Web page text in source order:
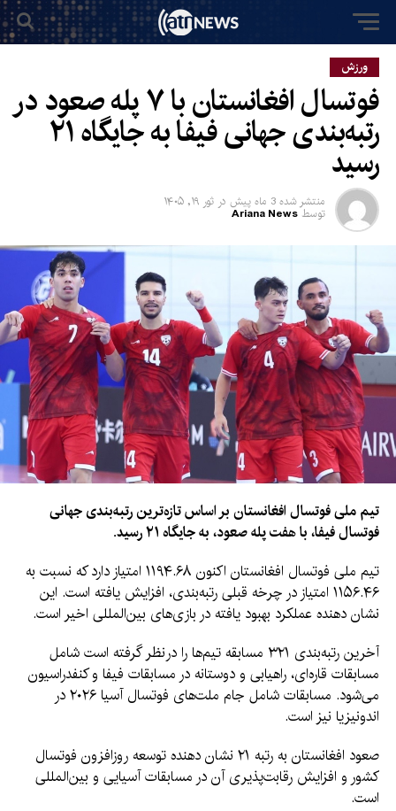
ورزش
فوتسال افغانستان با ۷ پله صعود در
رتبه‌بندی جهانی فیفا به جایگاه ۲۱
رسید
منتشر شده 3 ماه پیش در ثور ۱۹, ۱۴۰۵
توسط Ariana News
تیم ملی فوتسال افغانستان بر اساس تازه‌ترین رتبه‌بندی جهانی
فوتسال فیفا، با هفت پله صعود، به جایگاه ۲۱ رسید.
تیم ملی فوتسال افغانستان اکنون ۱۱۹۴.۶۸ امتیاز دارد که نسبت به
۱۱۵۶.۴۶ امتیاز در چرخه قبلی رتبه‌بندی، افزایش یافته است. این
نشان دهنده عملکرد بهبود یافته در بازی‌های بین‌المللی اخیر است.
آخرین رتبه‌بندی ۳۲۱ مسابقه تیم‌ها را درنظر گرفته است شامل
مسابقات قاره‌ای، راهیابی و دوستانه در مسابقات فیفا و کنفدراسیون
می‌شود. مسابقات شامل جام ملت‌های فوتسال آسیا ۲۰۲۶ در
اندونیزیا نیز است.
صعود افغانستان به رتبه ۲۱ نشان دهنده توسعه روزافزون فوتسال
کشور و افزایش رقابت‌پذیری آن در مسابقات آسیایی و بین‌المللی
است.